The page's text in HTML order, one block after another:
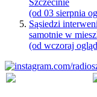
(od 03 sierpnia
Sąsiedzi
samotnie w
(od wczoraj